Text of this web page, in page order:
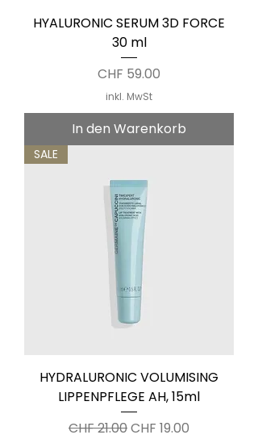
HYALURONIC SERUM 3D FORCE
30 ml
Preis
CHF 59.00
inkl. MwSt
In den Warenkorb
SALE
HYDRALURONIC VOLUMISING
LIPPENPFLEGE AH, 15ml
Standardpreis
CHF 21.00Sale-Preis
CHF 19.00